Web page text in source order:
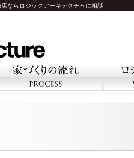
ならロジックアーキテクチャに相談